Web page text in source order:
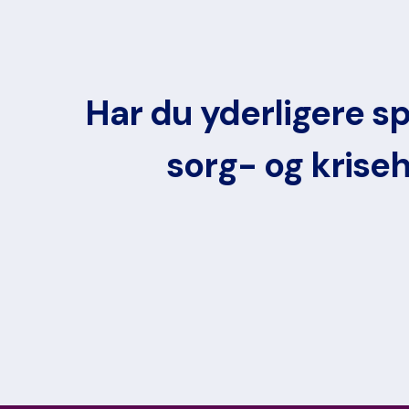
Har du yderligere
sorg- og